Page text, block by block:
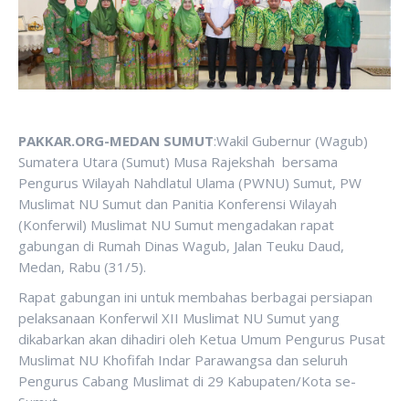
PAKKAR.ORG-MEDAN SUMUT:Wakil Gubernur (Wagub)
Sumatera Utara (Sumut) Musa Rajekshah bersama
Pengurus Wilayah Nahdlatul Ulama (PWNU) Sumut, PW
Muslimat NU Sumut dan Panitia Konferensi Wilayah
(Konferwil) Muslimat NU Sumut mengadakan rapat
gabungan di Rumah Dinas Wagub, Jalan Teuku Daud,
Medan, Rabu (31/5).
Rapat gabungan ini untuk membahas berbagai persiapan
pelaksanaan Konferwil XII Muslimat NU Sumut yang
dikabarkan akan dihadiri oleh Ketua Umum Pengurus Pusat
Muslimat NU Khofifah Indar Parawangsa dan seluruh
Pengurus Cabang Muslimat di 29 Kabupaten/Kota se-